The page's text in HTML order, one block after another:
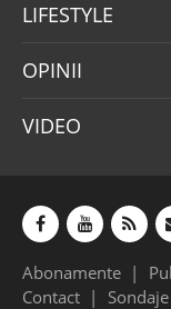
LIFESTYLE
OPINII
VIDEO
Abonamente
Contact
Sondaje